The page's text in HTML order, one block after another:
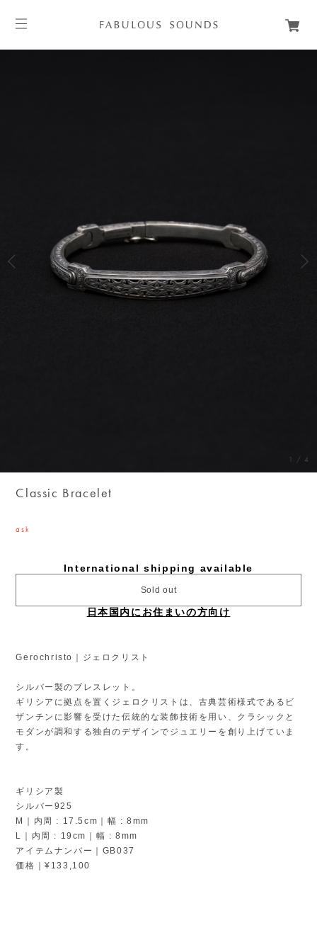
1 / 4
Classic Bracelet
ask
International shipping available
Sold out
日本国内にお住まいの方向け
Gerochristo｜ジェロクリスト
シルバー製のブレスレット。
ギリシアに拠点を置くジェロクリストは、古典芸術様式であるビ
ザンチンに影響を受けた伝統的な装飾技術を用い、クラシックと
モダンが調和する独自のデザインでジュエリーを創り上げていま
す。
ギリシア製
シルバー925
M｜内周 : 17.5cm｜幅 : 8mm
L｜内周 : 19cm｜幅 : 8mm
アイテムナンバー｜GB037
価格｜¥133,100